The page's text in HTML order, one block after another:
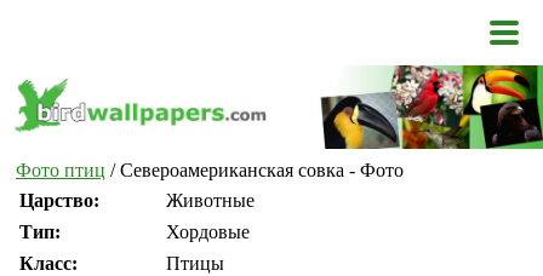
Фото птиц / Североамериканская совка - Фото
Царство:
Животные
Тип:
Хордовые
Класс:
Птицы